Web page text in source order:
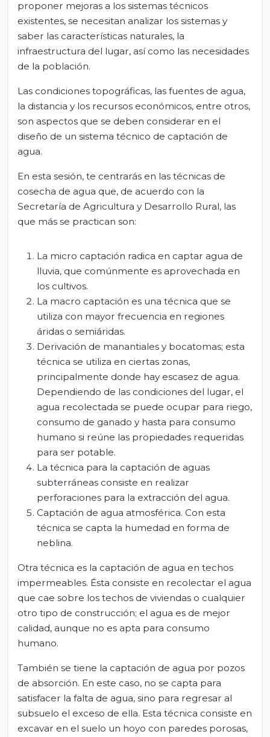
proponer mejoras a los sistemas técnicos
existentes, se necesitan analizar los sistemas y
saber las características naturales, la
infraestructura del lugar, así como las necesidades
de la población.
Las condiciones topográficas, las fuentes de agua,
la distancia y los recursos económicos, entre otros,
son aspectos que se deben considerar en el
diseño de un sistema técnico de captación de
agua.
En esta sesión, te centrarás en las técnicas de
cosecha de agua que, de acuerdo con la
Secretaría de Agricultura y Desarrollo Rural, las
que más se practican son:
La micro captación radica en captar agua de
lluvia, que comúnmente es aprovechada en
los cultivos.
La macro captación es una técnica que se
utiliza con mayor frecuencia en regiones
áridas o semiáridas.
Derivación de manantiales y bocatomas; esta
técnica se utiliza en ciertas zonas,
principalmente donde hay escasez de agua.
Dependiendo de las condiciones del lugar, el
agua recolectada se puede ocupar para riego,
consumo de ganado y hasta para consumo
humano si reúne las propiedades requeridas
para ser potable.
La técnica para la captación de aguas
subterráneas consiste en realizar
perforaciones para la extracción del agua.
Captación de agua atmosférica. Con esta
técnica se capta la humedad en forma de
neblina.
Otra técnica es la captación de agua en techos
impermeables. Ésta consiste en recolectar el agua
que cae sobre los techos de viviendas o cualquier
otro tipo de construcción; el agua es de mejor
calidad, aunque no es apta para consumo
humano.
También se tiene la captación de agua por pozos
de absorción. En este caso, no se capta para
satisfacer la falta de agua, sino para regresar al
subsuelo el exceso de ella. Esta técnica consiste en
excavar en el suelo un hoyo con paredes porosas,